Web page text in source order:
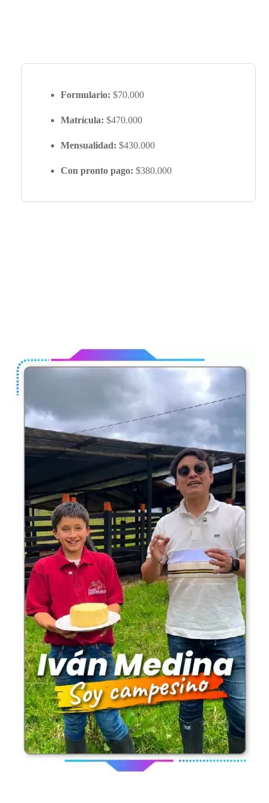
Formulario: $70.000
Matrícula: $470.000
Mensualidad: $430.000
Con pronto pago: $380.000